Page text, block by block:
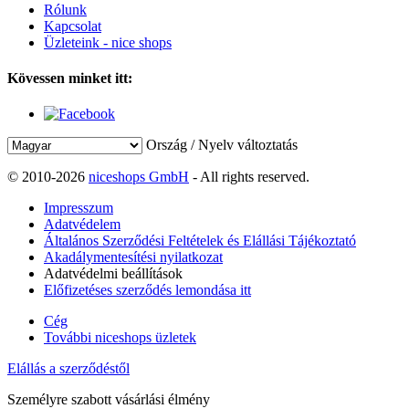
Rólunk
Kapcsolat
Üzleteink - nice shops
Kövessen minket itt:
Ország / Nyelv változtatás
© 2010-2026 niceshops GmbH - All rights reserved.
Impresszum
Adatvédelem
Általános Szerződési Feltételek és Elállási Tájékoztató
Akadálymentesítési nyilatkozat
Adatvédelmi beállítások
Előfizetéses szerződés lemondása itt
Cég
További niceshops üzletek
Elállás a szerződéstől
Személyre szabott vásárlási élmény